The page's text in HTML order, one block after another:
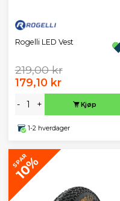
Rogelli LED Vest
219,00 kr
179,10 kr
- + Kjøp
1-2 hverdager
SPAR
10%